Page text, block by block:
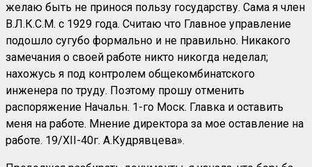
желаю быть не принося пользу государству. Сама я член
В.Л.К.С.М. с 1929 года. Считаю что Главное управление
подошло сугубо формально и не правильно. Никакого
замечания о своей работе никто никогда неделал;
нахожусь я под контролем общекомбинатского
инженера по труду. Поэтому прошу отменить
распоряжение Начальн. 1-го Моск. Главка и оставить
меня на работе. Мнение директора за мое оставление на
работе. 19/XII-40г. А.Кудрявцева».